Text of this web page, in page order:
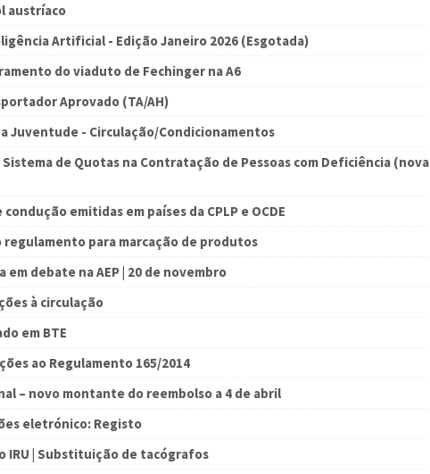
austríaco
Artificial - Edição Janeiro 2026 (Esgotada)
do viaduto de Fechinger na A6
Aprovado (TA/AH)
Juventude - Circulação/Condicionamentos
de Quotas na Contratação de Pessoas com Deficiência (nova
emitidas em países da CPLP e OCDE
regulamento para marcação de produtos
em debate na AEP | 20 de novembro
à circulação
em BTE
ao Regulamento 165/2014
– novo montante do reembolso a 4 de abril
eletrónico: Registo
IRU | Substituição de tacógrafos